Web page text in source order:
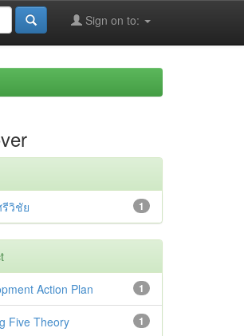
Sign on to:
1
วิชัย
1
Action Plan
1
Five Theory